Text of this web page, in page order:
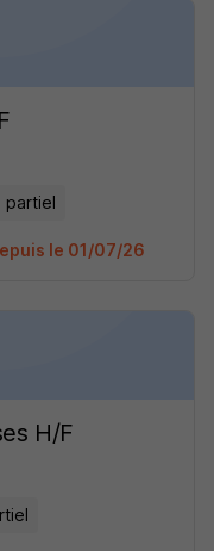
partiel
le 01/07/26
H/F